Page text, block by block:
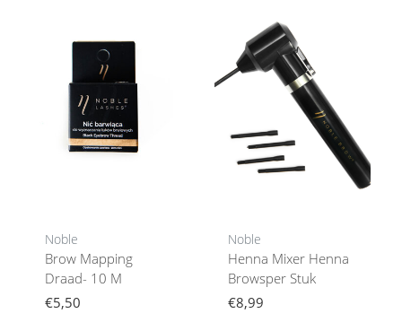
Noble
Brow Mapping
Draad- 10 M
€5,50
Noble
Henna Mixer Henna
Browsper Stuk
€8,99